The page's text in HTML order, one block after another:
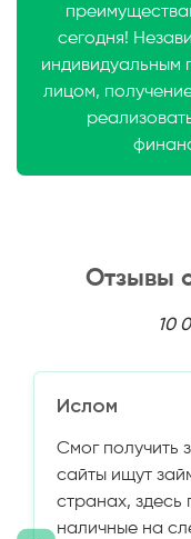
сегодня!
индивидуальным
лицом,
Отзывы
10
Ислом
Смог получить
сайты ищут
странах, здесь
наличные на